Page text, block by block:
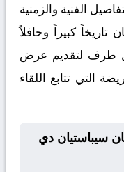
الفنية والزمنية
تاريخاً كبيراً وحافلاً
كل طرف لتقديم عرض
التي تتابع اللقاء
سيباستيان دي